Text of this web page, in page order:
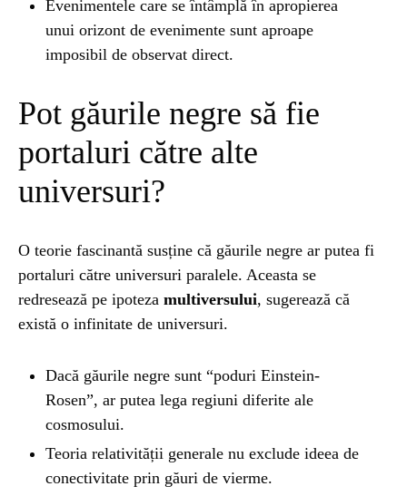
Evenimentele care se întâmplă în apropierea
unui orizont de evenimente sunt aproape
imposibil de observat direct.
Pot găurile negre să fie
portaluri către alte
universuri?
O teorie fascinantă susține că găurile negre ar putea fi
portaluri către universuri paralele. Aceasta se
redresează pe ipoteza multiversului, sugerează că
există o infinitate de universuri.
Dacă găurile negre sunt “poduri Einstein-
Rosen”, ar putea lega regiuni diferite ale
cosmosului.
Teoria relativității generale nu exclude ideea de
conectivitate prin găuri de vierme.
întâmplă